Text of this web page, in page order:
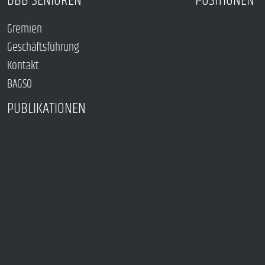
Gremien
Geschäftsführung
Kontakt
BAGSO
PUBLIKATIONEN